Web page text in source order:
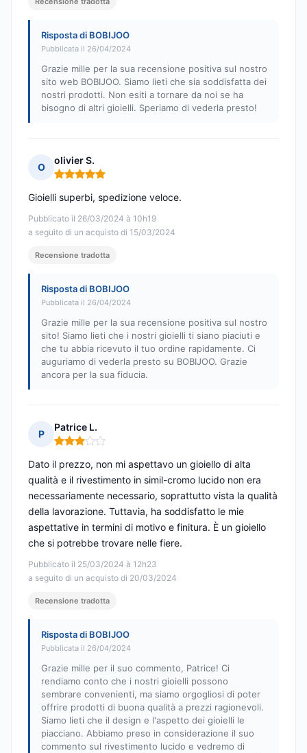
Risposta di BOBIJOO
Pubblicata il 26/04/2024
Grazie mille per la sua recensione positiva sul nostro
sito web BOBIJOO. Siamo lieti che sia soddisfatta dei
nostri prodotti. Non esiti a tornare da noi se ha
bisogno di altri gioielli. Speriamo di vederla presto!
O
olivier S.
Nota: 5 su 5
Pubblicato il 26/03/2024 à 10h19
a seguito di un acquisto di 15/03/2024
Gioielli superbi, spedizione veloce.
Recensione tradotta
Risposta di BOBIJOO
Pubblicata il 26/04/2024
Grazie mille per la sua recensione positiva sul nostro
sito! Siamo lieti che i nostri gioielli ti siano piaciuti e
che tu abbia ricevuto il tuo ordine rapidamente. Ci
auguriamo di vederla presto su BOBIJOO. Grazie
ancora per la sua fiducia.
P
Patrice L.
Nota: 3 su 5
Pubblicato il 25/03/2024 à 12h23
a seguito di un acquisto di 20/03/2024
Dato il prezzo, non mi aspettavo un gioiello di alta
qualità e il rivestimento in simil-cromo lucido non era
necessariamente necessario, soprattutto vista la qualità
della lavorazione. Tuttavia, ha soddisfatto le mie
aspettative in termini di motivo e finitura. È un gioiello
che si potrebbe trovare nelle fiere.
Recensione tradotta
Risposta di BOBIJOO
Pubblicata il 26/04/2024
Grazie mille per il suo commento, Patrice! Ci
rendiamo conto che i nostri gioielli possono
sembrare convenienti, ma siamo orgogliosi di poter
offrire prodotti di buona qualità a prezzi ragionevoli.
Siamo lieti che il design e l'aspetto dei gioielli le
piacciano. Abbiamo preso in considerazione il suo
commento sul rivestimento lucido e vedremo di